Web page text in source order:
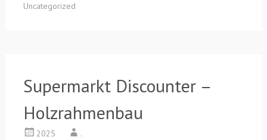
Uncategorized
Supermarkt Discounter –
Holzrahmenbau
2025 .